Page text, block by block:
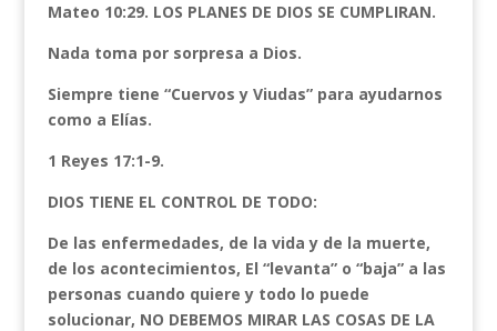
Mateo 10:29. LOS PLANES DE DIOS SE CUMPLIRAN.
Nada toma por sorpresa a Dios.
Siempre tiene “Cuervos y Viudas” para ayudarnos
como a Elías.
1 Reyes 17:1-9.
DIOS TIENE EL CONTROL DE TODO:
De las enfermedades, de la vida y de la muerte,
de los acontecimientos, El “levanta” o “baja” a las
personas cuando quiere y todo lo puede
solucionar, NO DEBEMOS MIRAR LAS COSAS DE LA